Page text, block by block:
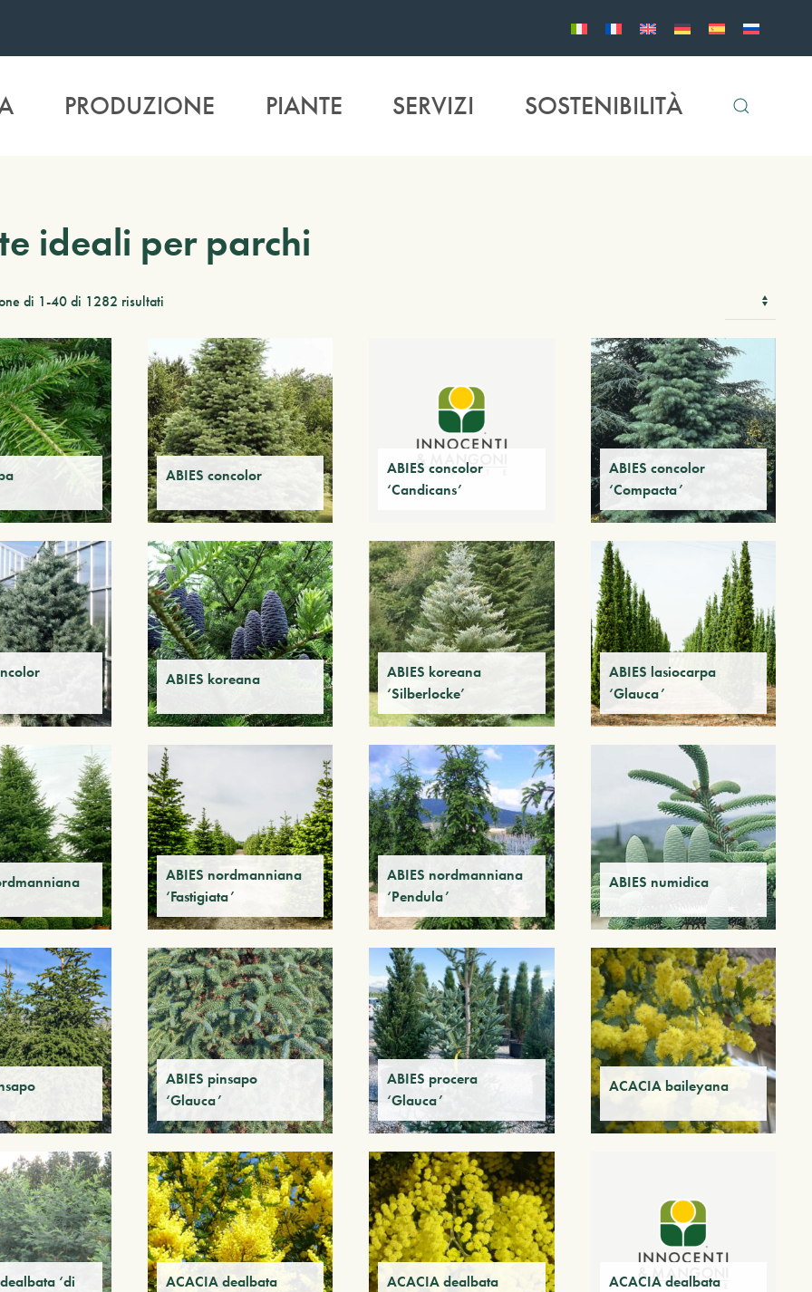
PRODUZIONE PIANTE SERVIZI SOSTENIBILITÀ
ideali per parchi
di 1-40 di 1282 risultati
ABIES concolor
ABIES concolor
‘Candicans’
ABIES concolor
‘Compacta’
ABIES koreana
ABIES koreana
‘Silberlocke’
ABIES lasiocarpa
‘Glauca’
ABIES nordmanniana
‘Fastigiata’
ABIES nordmanniana
‘Pendula’
ABIES numidica
ABIES pinsapo
‘Glauca’
ABIES procera
‘Glauca’
ACACIA baileyana
‘di
ACACIA dealbata
ACACIA dealbata
ACACIA dealbata